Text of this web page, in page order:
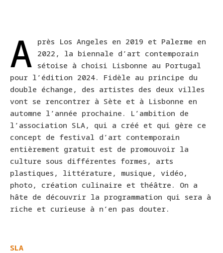
A près Los Angeles en 2019 et Palerme en
2022, la biennale d’art contemporain
sétoise à choisi Lisbonne au Portugal
pour l’édition 2024. Fidèle au principe du
double échange, des artistes des deux villes
vont se rencontrer à Sète et à Lisbonne en
automne l’année prochaine. L’ambition de
l’association SLA, qui a créé et qui gère ce
concept de festival d’art contemporain
entièrement gratuit est de promouvoir la
culture sous différentes formes, arts
plastiques, littérature, musique, vidéo,
photo, création culinaire et théâtre. On a
hâte de découvrir la programmation qui sera à
riche et curieuse à n’en pas douter.
SLA